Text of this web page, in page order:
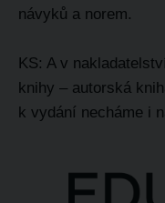
návyků a norem.
KS: A v
knihy – autorská
k vydání necháme i